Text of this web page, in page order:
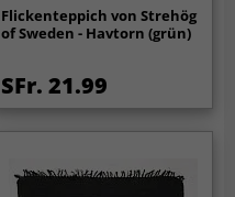
Flickenteppich von Strehög
of Sweden - Havtorn (grün)
SFr. 21.99